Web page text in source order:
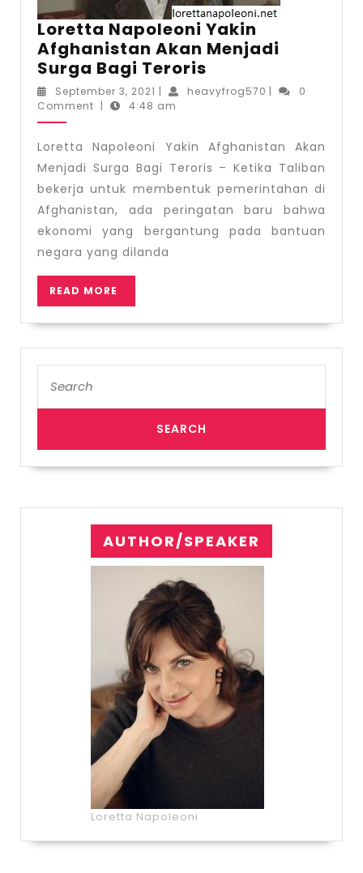
Loretta Napoleoni Yakin
Afghanistan Akan Menjadi
Surga Bagi Teroris
Napoleoni
Akan
Menjadi
Surga
Bagi
Teroris
September 3, 2021 September
3,
| heavyfrog570 heavyfrog570
|
0
Comment | 4:48 am
Loretta Napoleoni Yakin Afghanistan Akan
Menjadi Surga Bagi Teroris – Ketika Taliban
bekerja untuk membentuk pemerintahan di
Afghanistan, ada peringatan baru bahwa
ekonomi yang bergantung pada bantuan
negara yang dilanda
READ MORE
MORE
for:
AUTHOR/SPEAKER
Loretta Napoleoni